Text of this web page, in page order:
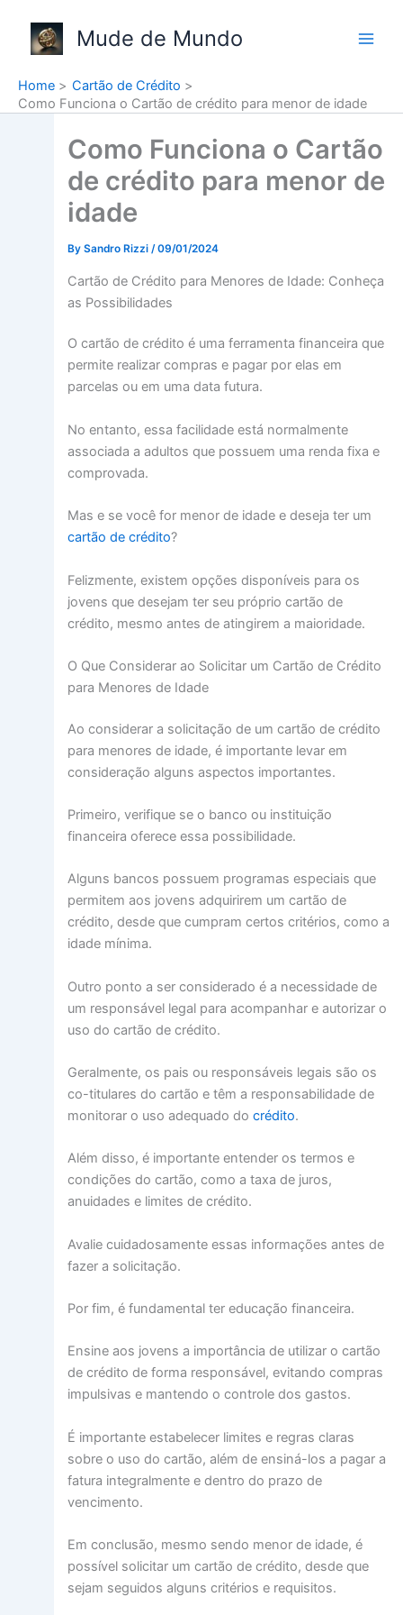
content
Mude de Mundo
Home
Cartão de Crédito
Como Funciona o Cartão de crédito para menor de idade
Como Funciona o Cartão
de crédito para menor de
idade
By Sandro Rizzi /09/01/2024
Cartão de Crédito para Menores de Idade: Conheça
as Possibilidades
O cartão de crédito é uma ferramenta financeira que
permite realizar compras e pagar por elas em
parcelas ou em uma data futura.
No entanto, essa facilidade está normalmente
associada a adultos que possuem uma renda fixa e
comprovada.
Mas e se você for menor de idade e deseja ter um
cartão de crédito?
Felizmente, existem opções disponíveis para os
jovens que desejam ter seu próprio cartão de
crédito, mesmo antes de atingirem a maioridade.
O Que Considerar ao Solicitar um Cartão de Crédito
para Menores de Idade
Ao considerar a solicitação de um cartão de crédito
para menores de idade, é importante levar em
consideração alguns aspectos importantes.
Primeiro, verifique se o banco ou instituição
financeira oferece essa possibilidade.
Alguns bancos possuem programas especiais que
permitem aos jovens adquirirem um cartão de
crédito, desde que cumpram certos critérios, como a
idade mínima.
Outro ponto a ser considerado é a necessidade de
um responsável legal para acompanhar e autorizar o
uso do cartão de crédito.
Geralmente, os pais ou responsáveis legais são os
co-titulares do cartão e têm a responsabilidade de
monitorar o uso adequado do crédito.
Além disso, é importante entender os termos e
condições do cartão, como a taxa de juros,
anuidades e limites de crédito.
Avalie cuidadosamente essas informações antes de
fazer a solicitação.
Por fim, é fundamental ter educação financeira.
Ensine aos jovens a importância de utilizar o cartão
de crédito de forma responsável, evitando compras
impulsivas e mantendo o controle dos gastos.
É importante estabelecer limites e regras claras
sobre o uso do cartão, além de ensiná-los a pagar a
fatura integralmente e dentro do prazo de
vencimento.
Em conclusão, mesmo sendo menor de idade, é
possível solicitar um cartão de crédito, desde que
sejam seguidos alguns critérios e requisitos.